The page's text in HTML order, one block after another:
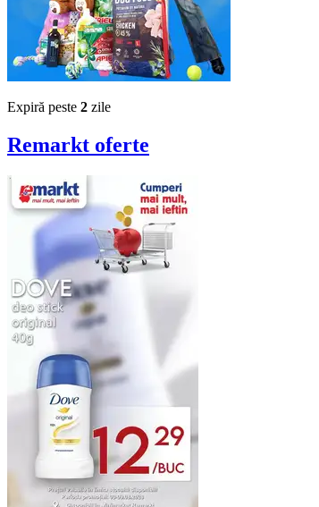
Expiră peste 2 zile
Remarkt oferte